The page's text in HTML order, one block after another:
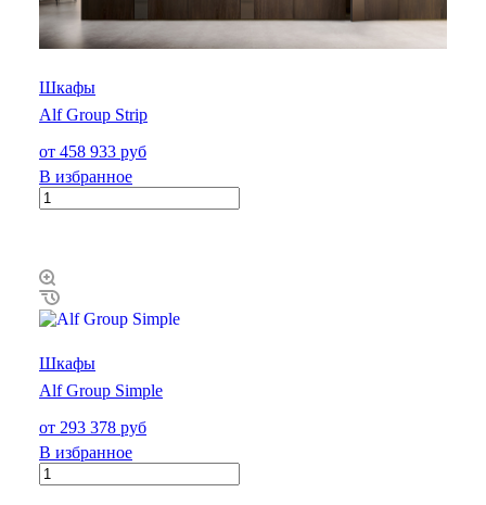
Шкафы
Alf Group Strip
от 458 933 руб
В избранное
Шкафы
Alf Group Simple
от 293 378 руб
В избранное